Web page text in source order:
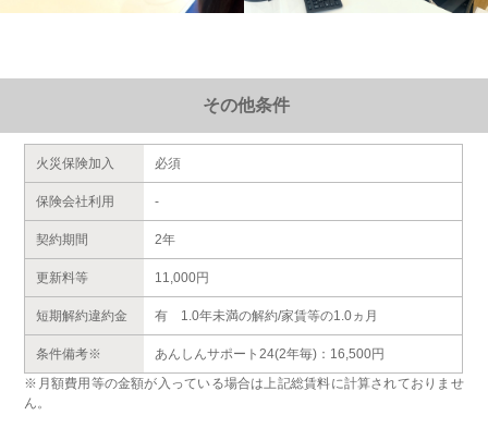
その他条件
火災保険加入 必須
保険会社利用 -
契約期間 2年
更新料等 11,000円
短期解約違約金 有 1.0年未満の解約/家賃等の1.0ヵ月
条件備考※
あんしんサポート24(2年毎)：16,500円
※月額費用等の金額が入っている場合は上記総賃料に計算されておりませ
ん。